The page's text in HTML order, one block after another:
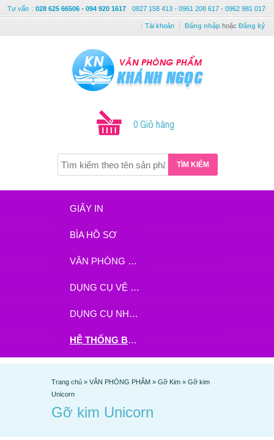
Tư vấn : 028 625 66506 - 094 920 1617 0827 158 413 - 0961 208 617 - 0962 981 017
Tài khoản Đăng nhập hoặc Đăng ký
0 Giỏ hàng
TÌM KIẾM
GIẤY IN
BÌA HỒ SƠ
VĂN PHÒNG PHẨM
DỤNG CỤ VỆ SINH
DỤNG CỤ NHÀ BẾP
HỆ THỐNG BHX - TGDĐ ĐẶT HÀNG TẠI ĐÂY
Trang chủ » VĂN PHÒNG PHẨM » Gỡ Kim » Gỡ kim
Unicorn
Gỡ kim Unicorn